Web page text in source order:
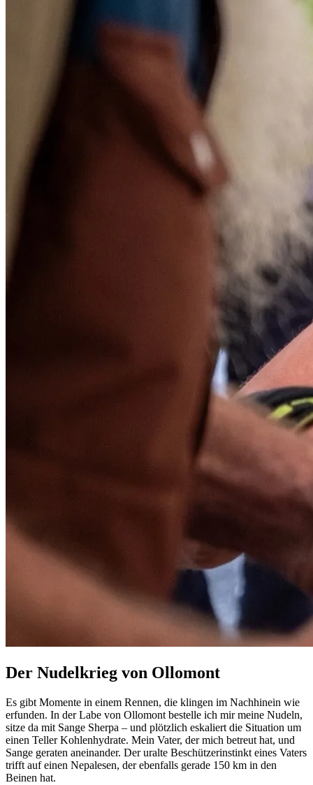
Der Nudelkrieg von Ollomont
Es gibt Momente in einem Rennen, die klingen im Nachhinein wie
erfunden. In der Labe von Ollomont bestelle ich mir meine Nudeln,
sitze da mit Sange Sherpa – und plötzlich eskaliert die Situation um
einen Teller Kohlenhydrate. Mein Vater, der mich betreut hat, und
Sange geraten aneinander. Der uralte Beschützerinstinkt eines Vaters
trifft auf einen Nepalesen, der ebenfalls gerade 150 km in den
Beinen hat.